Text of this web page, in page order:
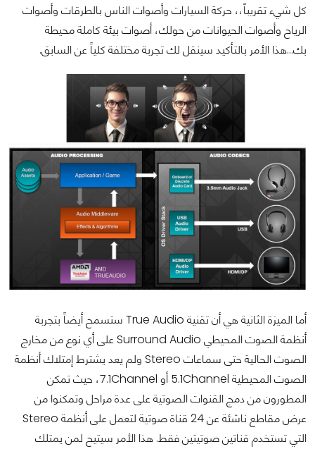
كل شيء تقريباً،، حركة السيارات وأصوات الناس بالطرقات وأصوات
الرياح وأصوات الحيوانات من حولك، أصوات بيئة كاملة محيطة
بك...هذا الأمر بالتأكيد سينقل لك تجربة مختلفة كلياً عن السابق.
أما الميزة الثانية هي أن تقنية True Audio ستسمح أيضاً بتجربة
أنظمة الصوت المحيطي Surround Audio على أي نوع من مخارج
الصوت الحالية حتى سماعات Stereo ولم يعد يشترط إمتلاك أنظمة
الصوت المحيطية 5.1Channel أو 7.1Channel، حيث تمكن
المطورون من دمج القنوات الصوتية على عدة مراحل وتمكنوا من
عرض مقاطع ناشئة عن 24 قناة صوتية لتعمل على أنظمة Stereo
التي تستخدم قناتين صوتيتين فقط. هذا الأمر سيتيح لمن يمتلك